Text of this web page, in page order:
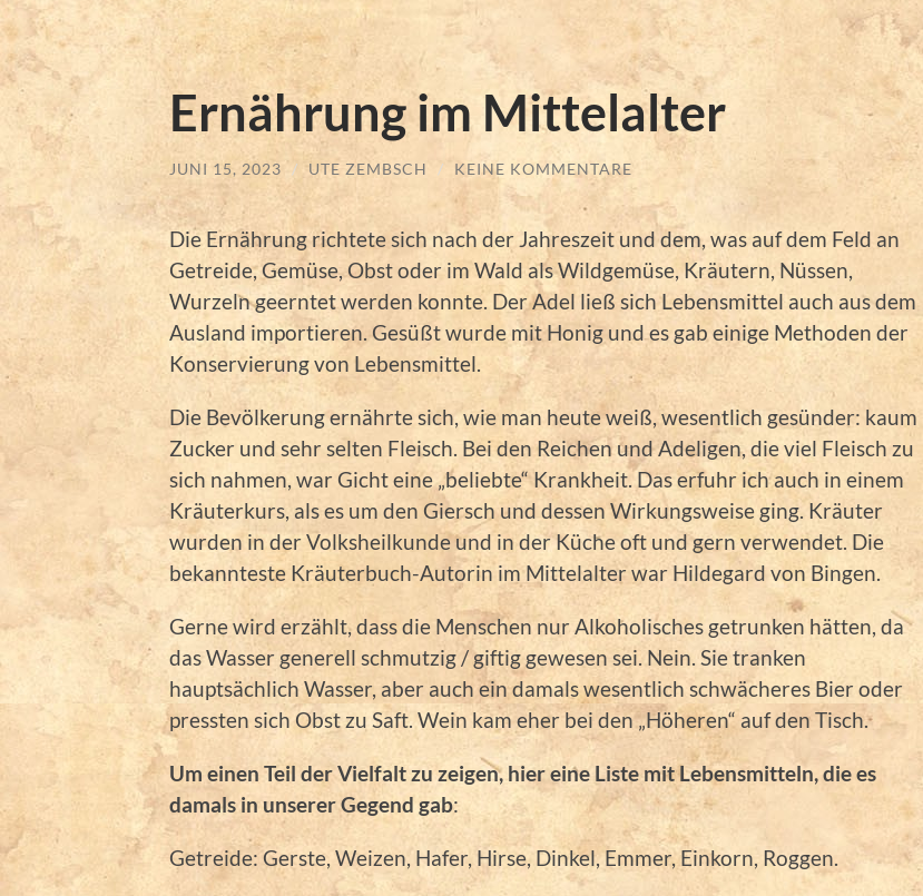
Ernährung im Mittelalter
JUNI 15, 2023 / UTE ZEMBSCH / KEINE KOMMENTARE
Die Ernährung richtete sich nach der Jahreszeit und dem, was auf dem Feld an
Getreide, Gemüse, Obst oder im Wald als Wildgemüse, Kräutern, Nüssen,
Wurzeln geerntet werden konnte. Der Adel ließ sich Lebensmittel auch aus dem
Ausland importieren. Gesüßt wurde mit Honig und es gab einige Methoden der
Konservierung von Lebensmittel.
Die Bevölkerung ernährte sich, wie man heute weiß, wesentlich gesünder: kaum
Zucker und sehr selten Fleisch. Bei den Reichen und Adeligen, die viel Fleisch zu
sich nahmen, war Gicht eine „beliebte“ Krankheit. Das erfuhr ich auch in einem
Kräuterkurs, als es um den Giersch und dessen Wirkungsweise ging. Kräuter
wurden in der Volksheilkunde und in der Küche oft und gern verwendet. Die
bekannteste Kräuterbuch-Autorin im Mittelalter war Hildegard von Bingen.
Gerne wird erzählt, dass die Menschen nur Alkoholisches getrunken hätten, da
das Wasser generell schmutzig / giftig gewesen sei. Nein. Sie tranken
hauptsächlich Wasser, aber auch ein damals wesentlich schwächeres Bier oder
pressten sich Obst zu Saft. Wein kam eher bei den „Höheren“ auf den Tisch.
Um einen Teil der Vielfalt zu zeigen, hier eine Liste mit Lebensmitteln, die es
damals in unserer Gegend gab:
Getreide: Gerste, Weizen, Hafer, Hirse, Dinkel, Emmer, Einkorn, Roggen.